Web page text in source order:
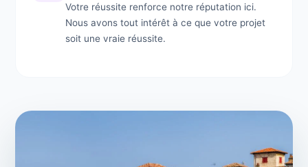
Votre réussite renforce notre réputation ici.
Nous avons tout intérêt à ce que votre projet
soit une vraie réussite.